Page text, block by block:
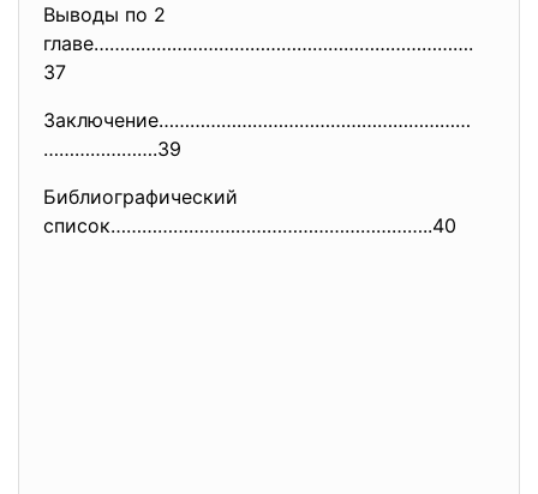
Выводы по 2
главе……………………………………………………………….
37
Заключение……………………………………………………
………………….39
Библиографический
список……………………………………………………..40